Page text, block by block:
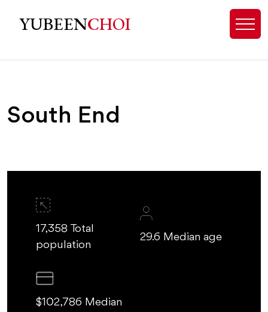
South End Charlotte Real Estate
YUBEENCHOI
South End
17,358 Total
population
29.6 Median age
$102,786 Median